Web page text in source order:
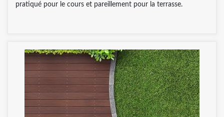
pratiqué pour le cours et pareillement pour la terrasse.